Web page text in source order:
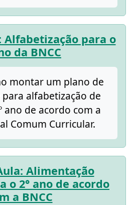
Alfabetização para o
da BNCC
montar um plano de
alfabetização de
ano de acordo com a
Comum Curricular.
Alimentação
o 2° ano de acordo
a BNCC